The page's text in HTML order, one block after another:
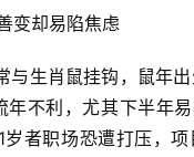
变却易陷焦虑
与生肖鼠挂钩，鼠年
不利，尤其下半年易
者职场恐遭打压，